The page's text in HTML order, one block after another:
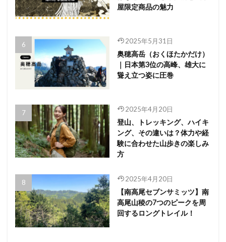
屋限定商品の魅力
2025年5月31日
奥穂高岳（おくほたかだけ）
｜日本第3位の高峰、雄大に
聳え立つ姿に圧巻
2025年4月20日
登山、トレッキング、ハイキ
ング、その違いは？体力や経
験に合わせた山歩きの楽しみ
方
2025年4月20日
【南高尾セブンサミッツ】南
高尾山稜の7つのピークを周
回するロングトレイル！